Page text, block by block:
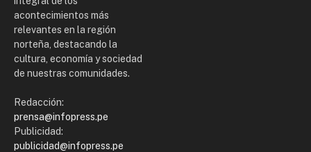
acontecimientos más
relevantes en la región
norteña, destacando la
cultura, economía y sociedad
de nuestras comunidades.
Redacción:
prensa@infopress.pe
Publicidad:
publicidad@infopress.pe